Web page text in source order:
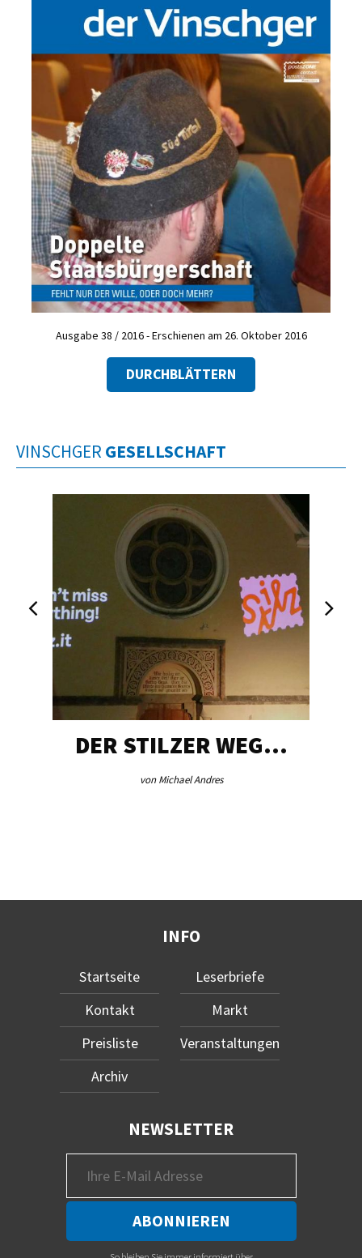
Ausgabe 38 / 2016 - Erschienen am 26. Oktober 2016
DURCHBLÄTTERN
VINSCHGER GESELLSCHAFT
DER STILZER WEG…
von Michael Andres
INFO
Startseite
Kontakt
Preisliste
Archiv
Leserbriefe
Markt
Veranstaltungen
NEWSLETTER